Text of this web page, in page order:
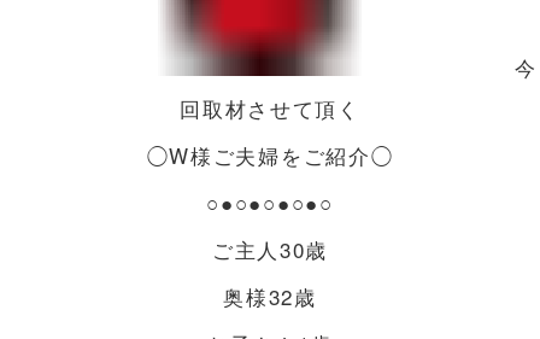
今
回取材させて頂く
◯W様ご夫婦をご紹介◯
○●○●○●○●○
ご主人30歳
奥様32歳